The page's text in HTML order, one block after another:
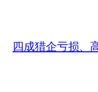
四成猎企亏损、